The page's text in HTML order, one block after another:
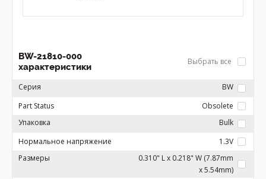
BW-21810-000
характеристики
Выбрать все
Серия
BW
Part Status
Obsolete
Упаковка
Bulk
Нормальное напряжение
1.3V
Размеры
0.310" L x 0.218" W (7.87mm
x 5.54mm)